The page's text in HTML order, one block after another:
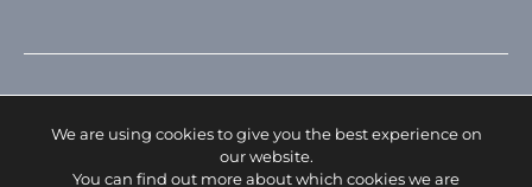
We are using cookies to give you the best experience on
our website.
You can find out more about which cookies we are